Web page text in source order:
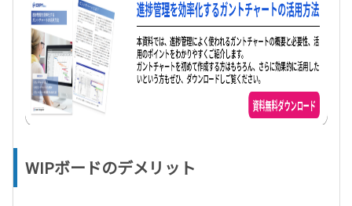
WIPボードのデメリット